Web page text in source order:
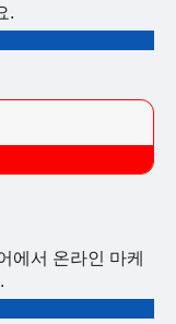
.
에서 온라인 마케